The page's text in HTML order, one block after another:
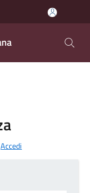
Accedi